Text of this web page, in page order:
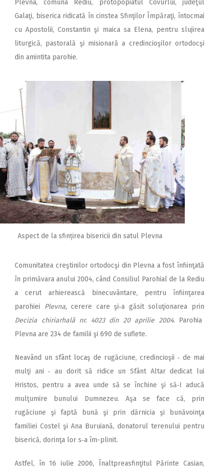
2013
2011
2010
Plevna, comuna Rediu, protopopiatul Covurlui, judeţul
Galaţi, biserica ridicată în cinstea Sfinţilor Împăraţi, întocmai
cu Apostolii, Constantin şi maica sa Elena, pentru slujirea
liturgică, pastorală şi misionară a credincioşilor ortodocşi
din amintita parohie.
Aspect de la sfințirea bisericii din satul Plevna
Comunitatea creştinilor or­todocşi din Plevna a fost în­fiinţată
în primăvara anului 2004, când Consiliul Parohial de la Rediu
a cerut arhierească binecuvântare, pentru înfiinţarea
parohiei Plevna,cerere care şi‑a găsit soluţionarea prin
Decizia chiriarhală nr. 4023 din 20 aprilie 2004. Parohia
Plevna are 234 de familii şi 690 de suflete.
Neavând un sfânt locaş de rugăciune, credincioşii ‑ de mai
mulţi ani ‑ au dorit să ridice un Sfânt Altar dedicat lui
Hristos, pentru a avea unde să se închine şi să‑I aducă
mulţumire bunului Dumnezeu. Aşa se face că, prin
rugăciune şi faptă bună şi prin dărnicia şi bunăvoinţa
familiei Costel şi Ana Buruiană, donatorul terenului pentru
biserică, dorinţa lor s‑a îm­-plinit.
Astfel, în 16 iulie 2006, Înaltpreasfinţitul Părinte Casian,